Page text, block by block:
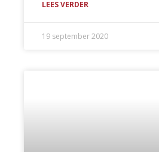
LEES VERDER
19 september 2020